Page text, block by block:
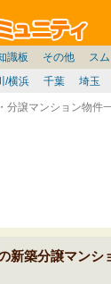
/横浜 千葉 埼玉
札幌/東北/北陸/信
らしやすさ評価 見
識板
マンション雑談 マ
その他
ート 広告 バトル
ス
ロガーの本音 マン
東北 中国 九州
埼玉県 愛知県
問 住宅設備
分譲マンション物件
新築分譲マン